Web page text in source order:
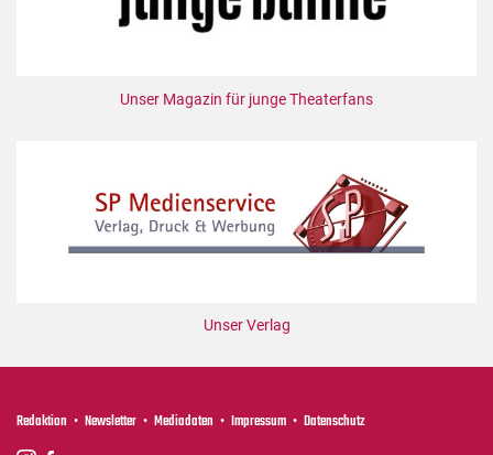
Unser Magazin für junge Theaterfans
Unser Verlag
Redaktion Newsletter Mediadaten Impressum Datenschutz